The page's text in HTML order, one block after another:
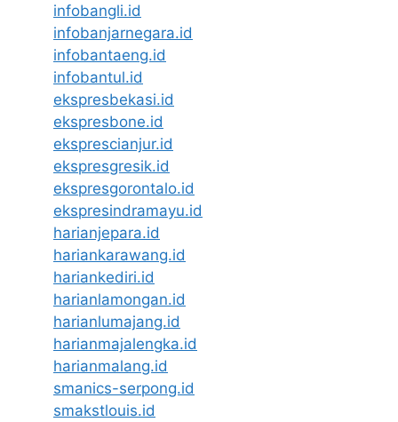
infobangli.id
infobanjarnegara.id
infobantaeng.id
infobantul.id
ekspresbekasi.id
ekspresbone.id
eksprescianjur.id
ekspresgresik.id
ekspresgorontalo.id
ekspresindramayu.id
harianjepara.id
hariankarawang.id
hariankediri.id
harianlamongan.id
harianlumajang.id
harianmajalengka.id
harianmalang.id
smanics-serpong.id
smakstlouis.id